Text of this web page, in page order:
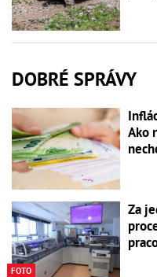
DOBRÉ SPRÁVY
Ako
FOTO
Za